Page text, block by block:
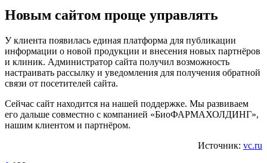
Новым сайтом проще управлять
У клиента появилась единая платформа для публикации
информации о новой продукции и внесения новых партнёров
и клиник. Администратор сайта получил возможность
настраивать рассылку и уведомления для получения обратной
связи от посетителей сайта.
Сейчас сайт находится на нашей поддержке. Мы развиваем
его дальше совместно с компанией «БиоФАРМАХОЛДИНГ»,
нашим клиентом и партнёром.
Источник: vc.ru